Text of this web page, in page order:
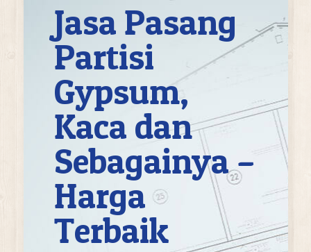
Jasa Pasang
Partisi
Gypsum,
Kaca dan
Sebagainya –
Harga
Terbaik